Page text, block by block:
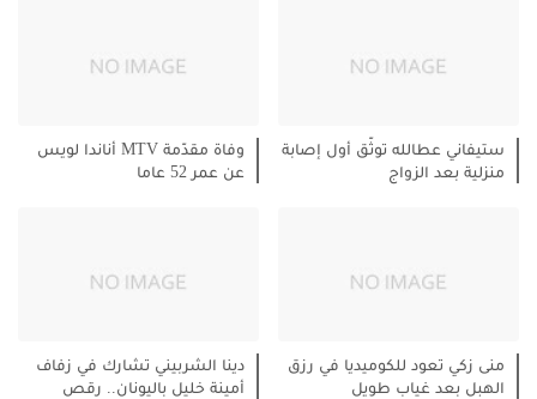
ستيفاني عطالله توثّق أول إصابة
منزلية بعد الزواج
وفاة مقدّمة MTV أناندا لويس
عن عمر 52 عاما
منى زكي تعود للكوميديا في رزق
الهبل بعد غياب طويل
دينا الشربيني تشارك في زفاف
أمينة خليل باليونان.. رقص